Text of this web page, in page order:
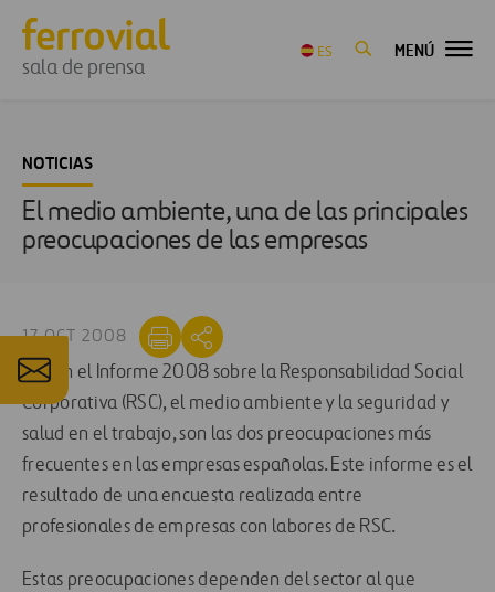
sala de prensa
ES MENÚ
NOTICIAS
El medio ambiente, una de las principales
preocupaciones de las empresas
17 OCT 2008
Según el Informe 2008 sobre la Responsabilidad Social
Corporativa (RSC), el medio ambiente y la seguridad y
salud en el trabajo, son las dos preocupaciones más
frecuentes en las empresas españolas. Este informe es el
resultado de una encuesta realizada entre
profesionales de empresas con labores de RSC.
Estas preocupaciones dependen del sector al que